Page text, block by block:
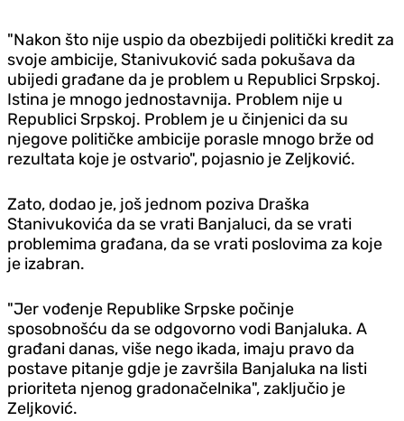
"Nakon što nije uspio da obezbijedi politički kredit za
svoje ambicije, Stanivuković sada pokušava da
ubijedi građane da je problem u Republici Srpskoj.
Istina je mnogo jednostavnija. Problem nije u
Republici Srpskoj. Problem je u činjenici da su
njegove političke ambicije porasle mnogo brže od
rezultata koje je ostvario", pojasnio je Zeljković.
Zato, dodao je, još jednom poziva Draška
Stanivukovića da se vrati Banjaluci, da se vrati
problemima građana, da se vrati poslovima za koje
je izabran.
"Jer vođenje Republike Srpske počinje
sposobnošću da se odgovorno vodi Banjaluka. A
građani danas, više nego ikada, imaju pravo da
postave pitanje gdje je završila Banjaluka na listi
prioriteta njenog gradonačelnika", zaključio je
Zeljković.